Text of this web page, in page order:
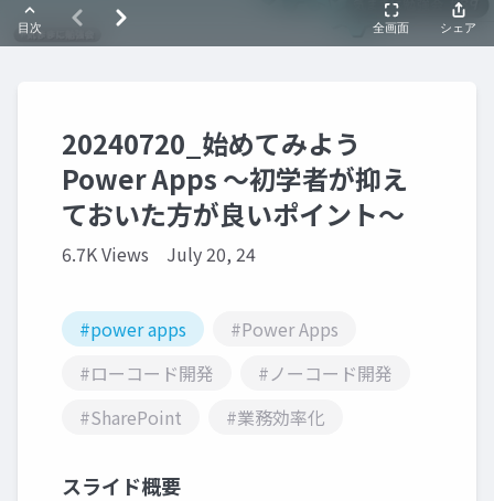
20240720_始めてみよう
Power Apps ～初学者が抑え
ておいた方が良いポイント～
6.7K Views July 20, 24
#power apps
#Power Apps
#ローコード開発
#ノーコード開発
#SharePoint
#業務効率化
スライド概要